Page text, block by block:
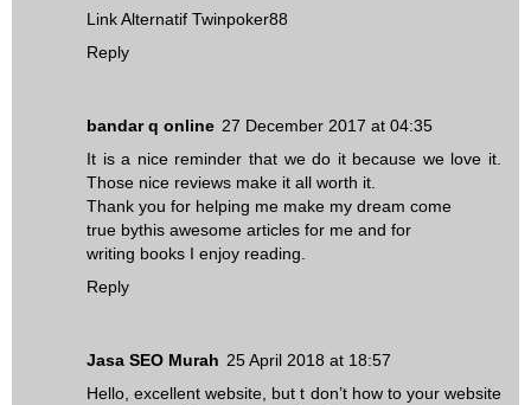
Link Alternatif Twinpoker88
Reply
bandar q online 27 December 2017 at 04:35
It is a nice reminder that we do it because we love it.
Those nice reviews make it all worth it.
Thank you for helping me make my dream come
true bythis awesome articles for me and for
writing books I enjoy reading.
Reply
Jasa SEO Murah 25 April 2018 at 18:57
Hello, excellent website, but t don’t how to your website